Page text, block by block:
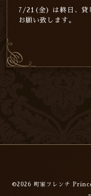
7/21(金) は終日、貸
お願い致します。
©2026 町家フレンチ